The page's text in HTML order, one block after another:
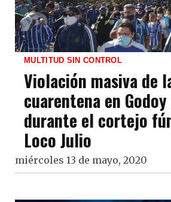
MULTITUD SIN CONTROL
Violación masiva de
cuarentena en Godoy
durante el cortejo
Loco Julio
miércoles 13 de mayo, 2020